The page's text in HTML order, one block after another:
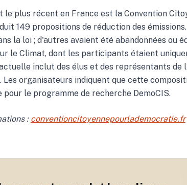
le plus récent en France est la Convention
149 propositions de réduction des
la loi ; d'autres avaient été abandonnées ou
le Climat, dont les participants étaient
inclut des élus et des représentants de
Les organisateurs indiquent que cette
pour le programme de recherche DemoCIS.
: conventioncitoyennepourlademocratie.fr